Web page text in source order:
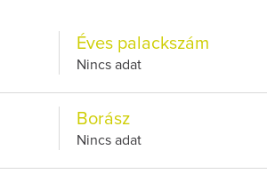
Éves palackszám
Nincs adat
Borász
Nincs adat